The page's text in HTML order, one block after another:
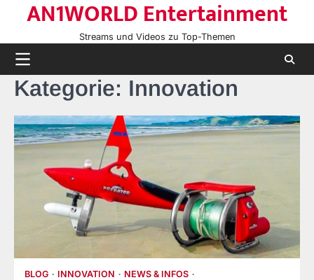
content
AN1WORLD Entertainment
Streams und Videos zu Top-Themen
Kategorie: Innovation
BLOG INNOVATION
NEWS & INFOS